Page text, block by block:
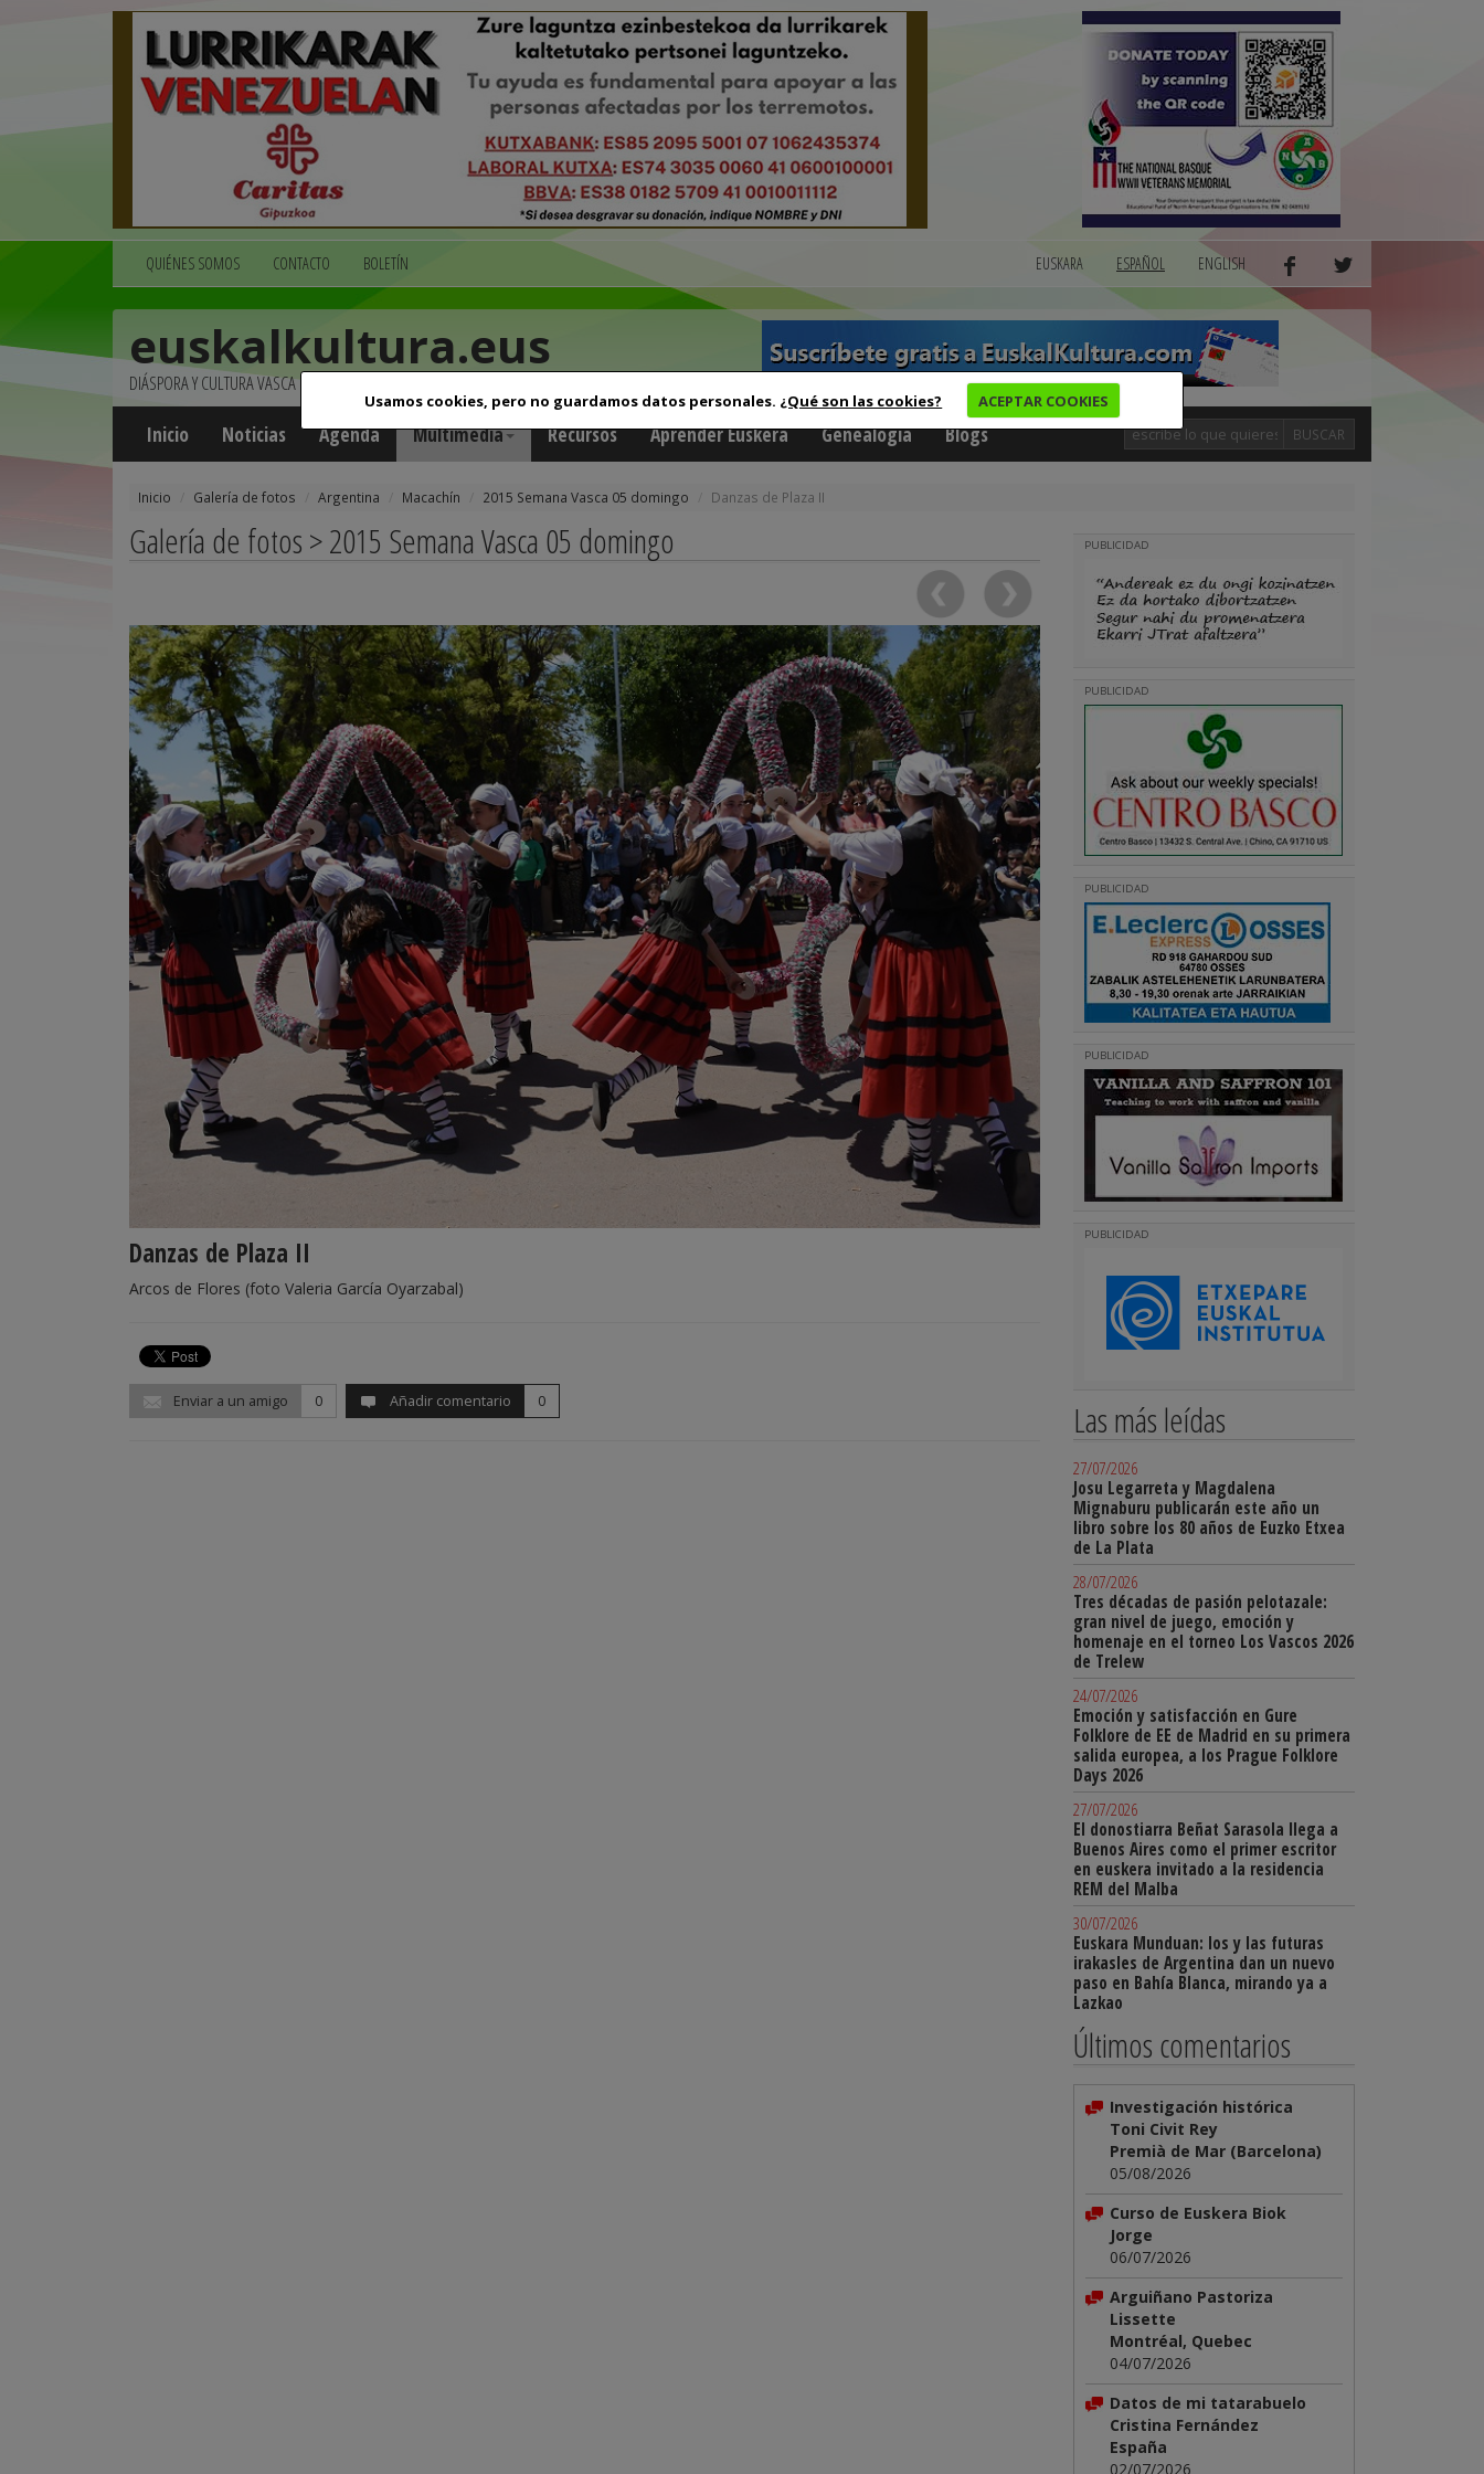
Usamos cookies, pero no guardamos datos personales. ¿Qué son las cookies? ACEPTAR COOKIES
QUIÉNES SOMOS CONTACTO BOLETÍN EUSKARA ESPAÑOL ENGLISH
euskalkultura.eus
DIÁSPORA Y CULTURA VASCA
Inicio Noticias Agenda Multimedia Recursos Aprender Euskera Genealogía Blogs BUSCAR
Inicio Galería de fotos Argentina Macachín 2015 Semana Vasca 05 domingo Danzas de Plaza II
Galería de fotos > 2015 Semana Vasca 05 domingo
Danzas de Plaza II
Arcos de Flores (foto Valeria García Oyarzabal)
Enviar a un amigo 0 Añadir comentario 0
PUBLICIDAD
PUBLICIDAD
PUBLICIDAD
PUBLICIDAD
PUBLICIDAD
Las más leídas
27/07/2026
Josu Legarreta y Magdalena
Mignaburu publicarán este año un
libro sobre los 80 años de Euzko Etxea
de La Plata
28/07/2026
Tres décadas de pasión pelotazale:
gran nivel de juego, emoción y
homenaje en el torneo Los Vascos 2026
de Trelew
24/07/2026
Emoción y satisfacción en Gure
Folklore de EE de Madrid en su primera
salida europea, a los Prague Folklore
Days 2026
27/07/2026
El donostiarra Beñat Sarasola llega a
Buenos Aires como el primer escritor
en euskera invitado a la residencia
REM del Malba
30/07/2026
Euskara Munduan: los y las futuras
irakasles de Argentina dan un nuevo
paso en Bahía Blanca, mirando ya a
Lazkao
Últimos comentarios
Investigación histórica
Toni Civit Rey
Premià de Mar (Barcelona)
05/08/2026
Curso de Euskera Biok
Jorge
06/07/2026
Arguiñano Pastoriza
Lissette
Montréal, Quebec
04/07/2026
Datos de mi tatarabuelo
Cristina Fernández
España
02/07/2026